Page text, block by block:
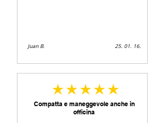
Juan B. 25. 01. 16.
az átlagos értékelés 5 az 5-ből
Compatta e maneggevole anche in
officina